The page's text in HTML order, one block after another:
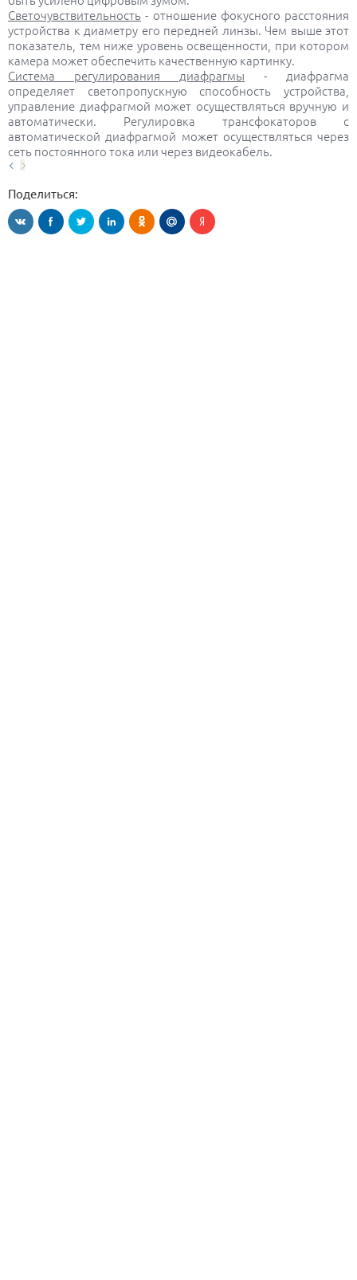
Светочувствительность - отношение фокусного расстояния
устройства к диаметру его передней линзы. Чем выше этот
показатель, тем ниже уровень освещенности, при котором
камера может обеспечить качественную картинку.
Система регулирования диафрагмы - диафрагма
определяет светопропускную способность устройства,
управление диафрагмой может осуществляться вручную и
автоматически. Регулировка трансфокаторов с
автоматической диафрагмой может осуществляться через
сеть постоянного тока или через видеокабель.
Поделиться: